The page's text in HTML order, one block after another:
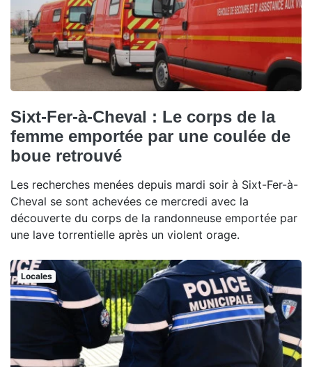
Sixt-Fer-à-Cheval : Le corps de la
femme emportée par une coulée de
boue retrouvé
Les recherches menées depuis mardi soir à Sixt-Fer-à-
Cheval se sont achevées ce mercredi avec la
découverte du corps de la randonneuse emportée par
une lave torrentielle après un violent orage.
Locales